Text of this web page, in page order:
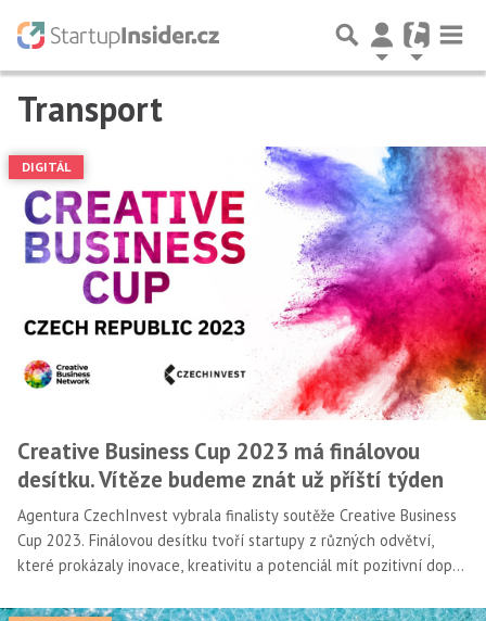
Transport
DIGITÁL
Creative Business Cup 2023 má finálovou
desítku. Vítěze budeme znát už příští týden
Agentura CzechInvest vybrala finalisty soutěže Creative Business
Cup 2023. Finálovou desítku tvoří startupy z různých odvětví,
které prokázaly inovace, kreativitu a potenciál mít pozitivní dopad
Předchozí Další